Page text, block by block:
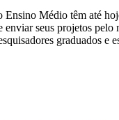
Ensino Médio têm até
enviar seus projetos pelo
graduados e